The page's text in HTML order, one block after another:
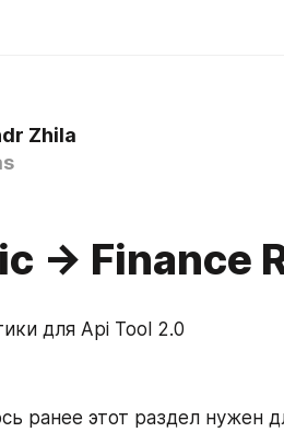
Zhila
-> Finance
для Api Tool 2.0
ранее этот раздел нужен